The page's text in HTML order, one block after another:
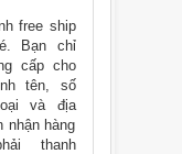
free ship
Bạn chỉ
cấp cho
tên, số
và địa
nhận hàng
thanh